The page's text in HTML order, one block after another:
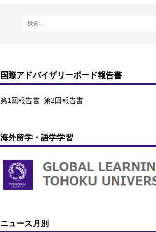
国際アドバイザリーボード報告書
第1回報告書 第2回報告書
海外留学・語学学習
ニュース月別